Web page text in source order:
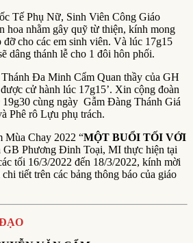
Tế Phụ Nữ, Sinh Viên Công Giáo
hoa nhằm gây quỹ từ thiện, kính mong
đỡ cho các em sinh viên. Và lúc 17g15
dâng thánh lễ cho 1 đôi hôn phối.
Đa Minh Cẩm Quan thầy của GH
cử hành lúc 17g15’. Xin cộng đoàn
19g30 cùng ngày Gẫm Đàng Thánh Giá
Phê rô Lựu phụ trách.
Mùa Chay 2022 “MỘT BUỔI TỐI VỚI
GB Phương Đinh Toại, MI thực hiện tại
tối 16/3/2022 đến 18/3/2022, kính mời
tiết trên các bảng thông báo của giáo